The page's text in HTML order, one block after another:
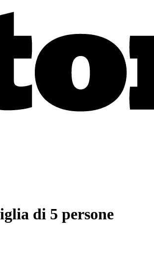
di 5 persone